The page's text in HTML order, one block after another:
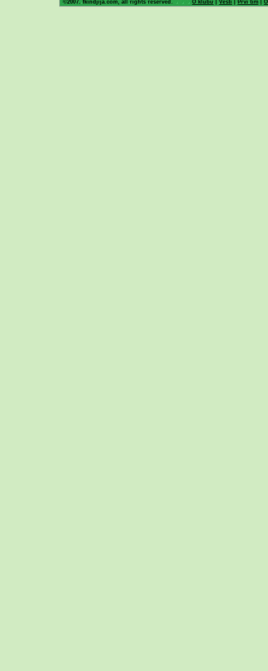
©2007. fkindjija.com, all rights reserved. O klubu |Vesti | Prvi tim |